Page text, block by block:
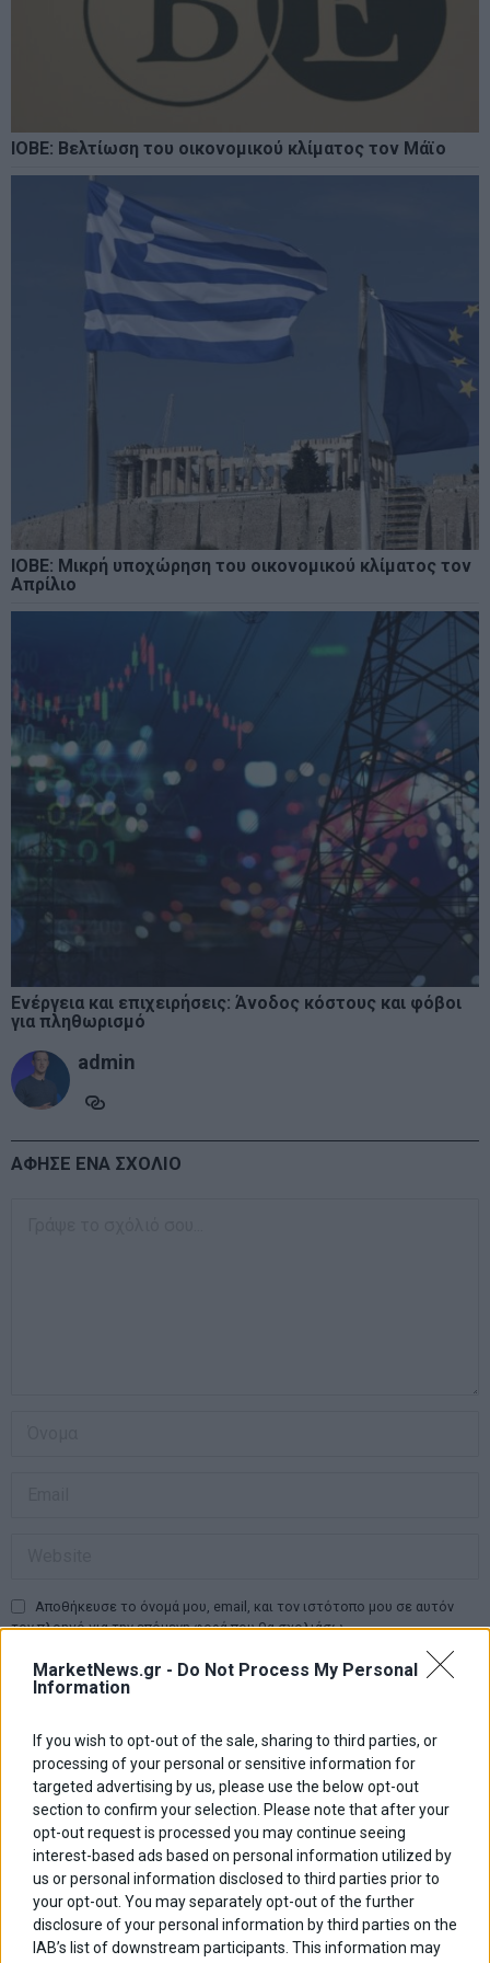
MarketNews.gr - Do Not Process My Personal
Information
If you wish to opt-out of the sale, sharing to third parties, or
processing of your personal or sensitive information for
targeted advertising by us, please use the below opt-out
section to confirm your selection. Please note that after your
opt-out request is processed you may continue seeing
interest-based ads based on personal information utilized by
us or personal information disclosed to third parties prior to
your opt-out. You may separately opt-out of the further
disclosure of your personal information by third parties on the
IAB’s list of downstream participants. This information may
ΙΟΒΕ: Βελτίωση του οικονομικού κλίματος τον Μάϊο
ΙΟΒΕ: Μικρή υποχώρηση του οικονομικού κλίματος τον
Απρίλιο
Ενέργεια και επιχειρήσεις: Άνοδος κόστους και φόβοι
για πληθωρισμό
admin
ΑΦΗΣΕ ΕΝΑ ΣΧΟΛΙΟ
Αποθήκευσε το όνομά μου, email, και τον ιστότοπο μου σε αυτόν
τον πλοηγό για την επόμενη φορά που θα σχολιάσω.
Πλοήγηση
άρθρων
Previous
post:
Συμφωνία συνεργασίας
Ρωσίας- ΠΓΔΜ για τον South
Stream
ΧΑ: Πακέτο στο warrant της
Πειραιώς, ανοδικά ο 25άρης
ΑΡΘΡΟΓΡΑΦΟΙ
Ελευθερία Κούρταλη
Οι «τιμωροί» των ομολόγων επέστρεψαν